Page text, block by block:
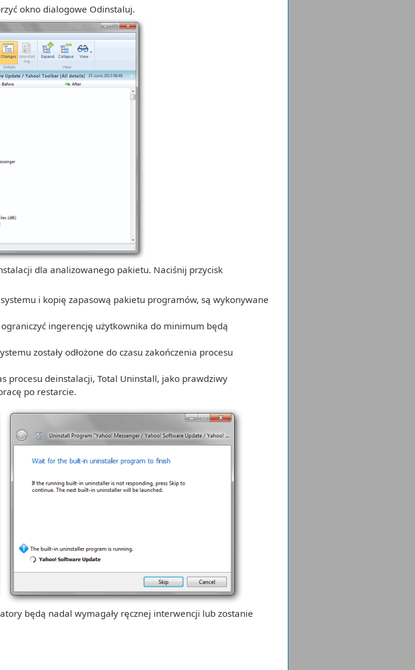
okno dialogowe Odinstaluj.
dla analizowanego pakietu. Naciśnij przycisk
i kopię zapasową pakietu programów, są wykonywane
ingerencję użytkownika do minimum będą
zostały odłożone do czasu zakończenia procesu
procesu deinstalacji, Total Uninstall, jako prawdziwy
po restarcie.
będą nadal wymagały ręcznej interwencji lub zostanie